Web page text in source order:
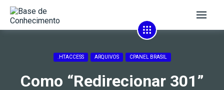
.HTACCESS ARQUIVOS CPANEL BRASIL
Como “Redirecionar 301”